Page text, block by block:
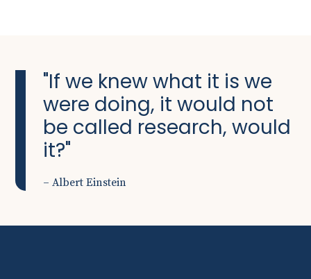
"If we knew what it is we
were doing, it would not
be called research, would
it?"
– Albert Einstein